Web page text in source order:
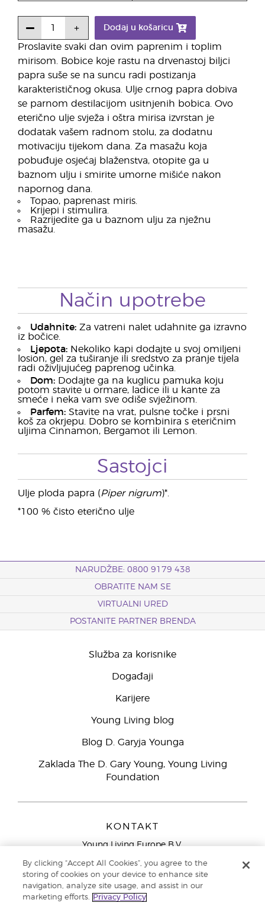
Proslavite svaki dan ovim paprenim i toplim
mirisom. Bobice koje rastu na drvenastoj biljci
papra suše se na suncu radi postizanja
karakterističnog okusa. Ulje crnog papra dobiva
se parnom destilacijom usitnjenih bobica. Ovo
eterično ulje svježa i oštra mirisa izvrstan je
dodatak vašem radnom stolu, za dodatnu
motivaciju tijekom dana. Za masažu koja
pobuđuje osjećaj blaženstva, otopite ga u
baznom ulju i smirite umorne mišiće nakon
napornog dana.
Topao, paprenast miris.
Krijepi i stimulira.
Razrijedite ga u baznom ulju za nježnu
masažu.
Dodaj u košaricu
Način upotrebe
Udahnite: Za vatreni nalet udahnite ga izravno
iz bočice.
Ljepota: Nekoliko kapi dodajte u svoj omiljeni
losion, gel za tuširanje ili sredstvo za pranje tijela
radi oživljujućeg paprenog učinka.
Dom: Dodajte ga na kuglicu pamuka koju
potom stavite u ormare, ladice ili u kante za
smeće i neka vam sve odiše svježinom.
Parfem: Stavite na vrat, pulsne točke i prsni
koš za okrjepu. Dobro se kombinira s eteričnim
uljima Cinnamon, Bergamot ili Lemon.
Sastojci
Ulje ploda papra (Piper nigrum)*.
*100 % čisto eterično ulje
NARUDŽBE: 0800 9179 438
OBRATITE NAM SE
VIRTUALNI URED
POSTANITE PARTNER BRENDA
Služba za korisnike
Događaji
Karijere
Young Living blog
Blog D. Garyja Younga
Zaklada The D. Gary Young, Young Living
Foundation
KONTAKT
Young Living Europe B.V.
9727 AJ Groningen
Sjedište tvrtke Young Living Europe Ltd.:
By clicking “Accept All Cookies”, you agree to the
storing of cookies on your device to enhance site
navigation, analyze site usage, and assist in our
marketing efforts.
Privacy Policy